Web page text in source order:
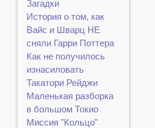
Загадки
История о том, как
Вайс и Шварц НЕ
сняли Гарри Поттера
Как не получилось
изнасиловать
Такатори Рейджи
Маленькая разборка
в большом Токио
Миссия "Кольцо"